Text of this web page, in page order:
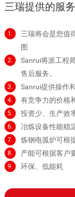
三瑞提供的服务
1. 三瑞将会是您值
图
2.
Sanrui将派工程
售后服务。
3. Sanrui提供操作
4. 有竞争力的价格
5. 投资少、生产效
6. 冶炼设备性能稳
7. 炼钢电弧炉可根
8. 产能可根据客户
9. 环保、低能耗